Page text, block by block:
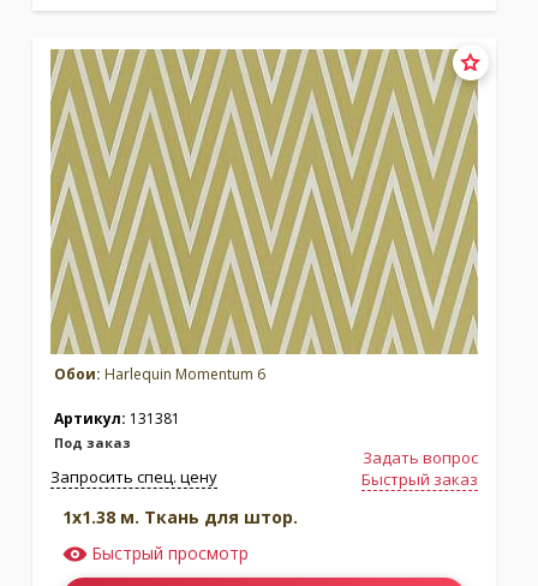
Обои: Harlequin Momentum 6
Артикул: 131381
Под заказ
Задать вопрос
Быстрый заказ
Запросить спец. цену
1x1.38 м. Ткань для штор.
Быстрый просмотр